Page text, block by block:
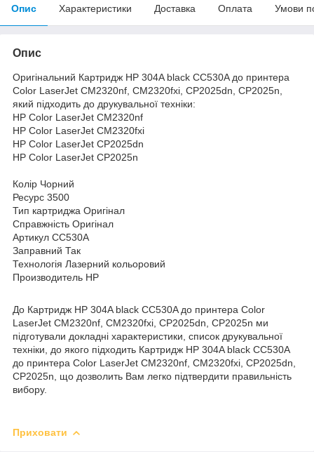
Опис Характеристики Доставка Оплата Умови
Опис
Оригінальний Картридж HP 304A black CC530A до принтера
Color LaserJet CM2320nf, CM2320fxi, CP2025dn, CP2025n,
який підходить до друкувальної техніки:
HP Color LaserJet CM2320nf
HP Color LaserJet CM2320fxi
HP Color LaserJet CP2025dn
HP Color LaserJet CP2025n
Колір Чорний
Ресурс 3500
Тип картриджа Оригінал
Справжність Оригінал
Артикул CC530A
Заправний Так
Технологія Лазерний кольоровий
Производитель HP
До Картридж HP 304A black CC530A до принтера Color
LaserJet CM2320nf, CM2320fxi, CP2025dn, CP2025n ми
підготували докладні характеристики, список друкувальної
техніки, до якого підходить Картридж HP 304A black CC530A
до принтера Color LaserJet CM2320nf, CM2320fxi, CP2025dn,
CP2025n, що дозволить Вам легко підтвердити правильність
вибору.
Приховати